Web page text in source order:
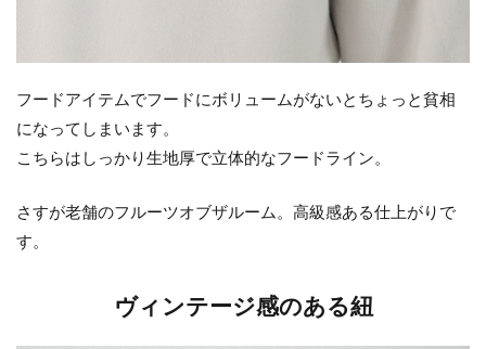
フードアイテムでフードにボリュームがないとちょっと貧相
になってしまいます。
こちらはしっかり生地厚で立体的なフードライン。
さすが老舗のフルーツオブザルーム。高級感ある仕上がりで
す。
ヴィンテージ感のある紐